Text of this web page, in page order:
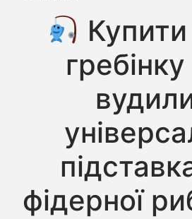
Купити
фідерної